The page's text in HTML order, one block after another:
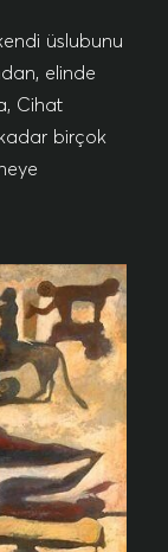
üslubunu
elinde
Cihat
birçok